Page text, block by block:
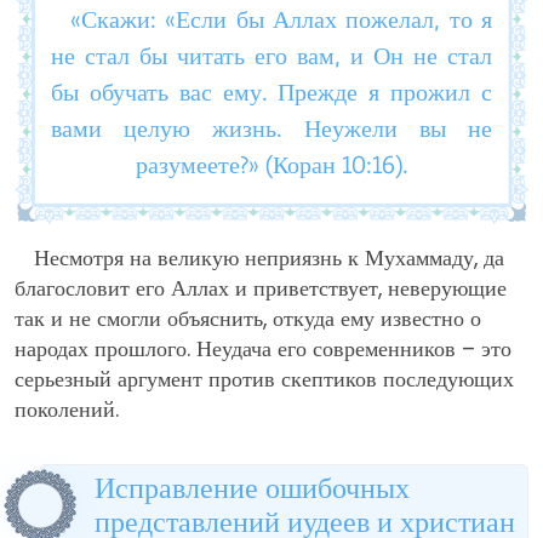
«Скажи: «Если бы Аллах пожелал, то я
не стал бы читать его вам, и Он не стал
бы обучать вас ему. Прежде я прожил с
вами целую жизнь. Неужели вы не
разумеете?» (Коран 10:16).
Несмотря на великую неприязнь к Мухаммаду, да
благословит его Аллах и приветствует, неверующие
так и не смогли объяснить, откуда ему известно о
народах прошлого. Неудача его современников – это
серьезный аргумент против скептиков последующих
поколений.
Исправление ошибочных
представлений иудеев и христиан